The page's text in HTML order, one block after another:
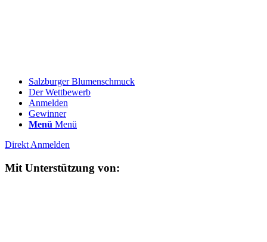
Salzburger Blumenschmuck
Der Wettbewerb
Anmelden
Gewinner
Menü Menü
Direkt Anmelden
Mit Unterstützung von: